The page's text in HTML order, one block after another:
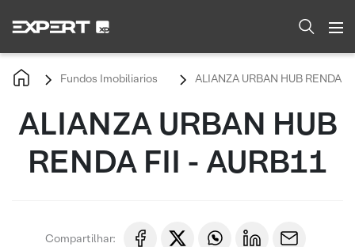
Fundos Imobiliarios ALIANZA URBAN HUB RENDA
ALIANZA URBAN HUB
RENDA FII - AURB11
Compartilhar: